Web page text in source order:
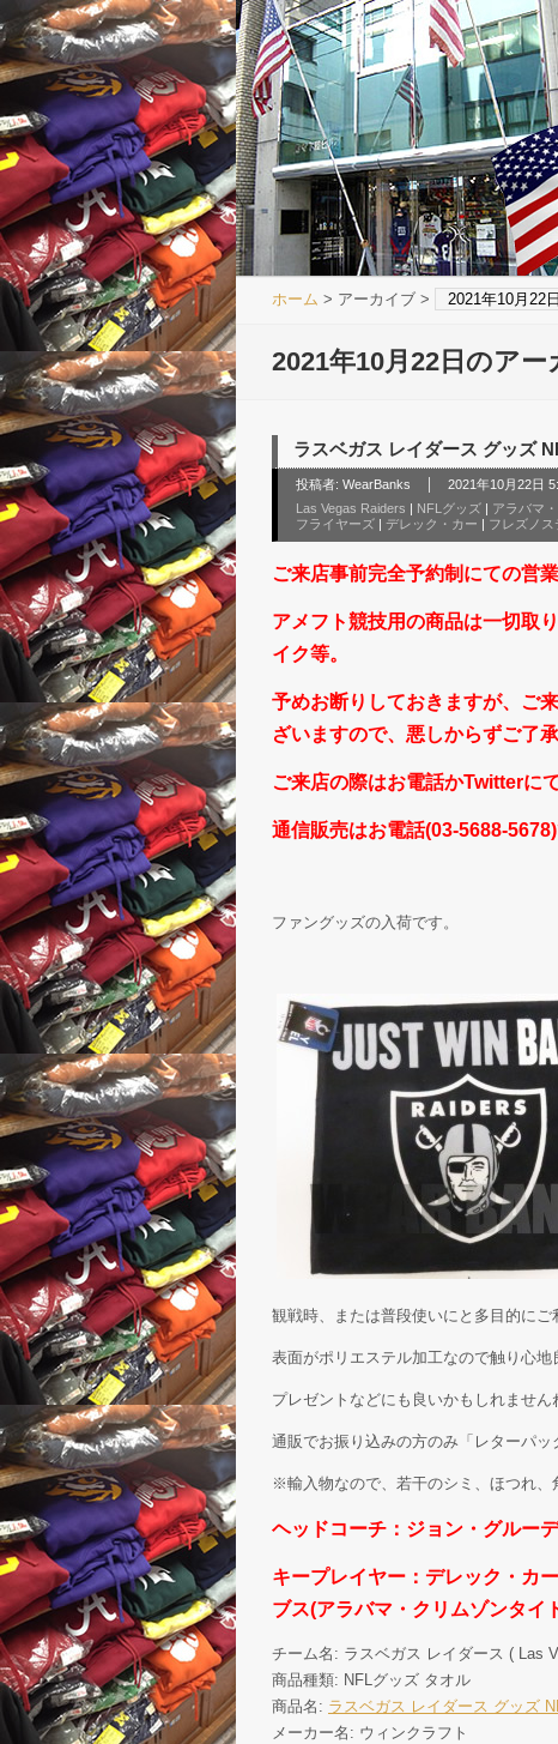
ホーム > アーカイブ > 2021年10月22
2021年10月22日のアー
ラスベガス レイダース グッズ
投稿者: WearBanks 2021年10月22日
Las Vegas Raiders | NFLグッズ | アラバマ
フライヤーズ | デレック・カー | フレズノス
ご来店事前完全予約制にての営業
アメフト競技用の商品は一切取
イク等。
予めお断りしておきますが、ご
ざいますので、悪しからずご了
ご来店の際はお電話かTwitterに
通信販売はお電話(03-5688-
ファングッズの入荷です。
観戦時、または普段使いにと多目的にご
表面がポリエステル加工なので触り心地
プレゼントなどにも良いかもしれません
通販でお振り込みの方のみ「レターパッ
※輸入物なので、若干のシミ、ほつれ、
ヘッドコーチ：ジョン・グルー
キープレイヤー：デレック・カ
ブス(アラバマ・クリムゾンタイ
チーム名: ラスベガス レイダース ( Las
商品種類: NFLグッズ タオル
商品名: ラスベガス レイダース グッズ
メーカー名: ウィンクラフト